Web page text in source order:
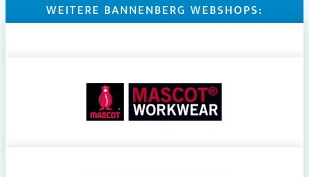
WEITERE BANNENBERG WEBSHOPS: